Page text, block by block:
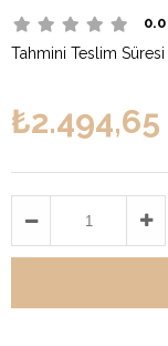
0.0
Tahmini Teslim Süresi
₺2.494,65